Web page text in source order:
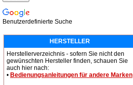
Benutzerdefinierte Suche
HERSTELLER
Herstellerverzeichnis - sofern Sie nicht den
gewünschten Hersteller finden, schauen Sie
auch hier nach:
• Bedienungsanleitungen für andere Marken